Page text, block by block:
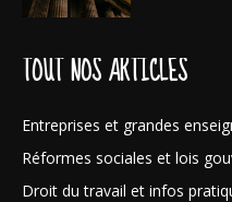
TOUT NOS ARTICLES
Entreprises et grandes
Réformes sociales et lois
Droit du travail et infos